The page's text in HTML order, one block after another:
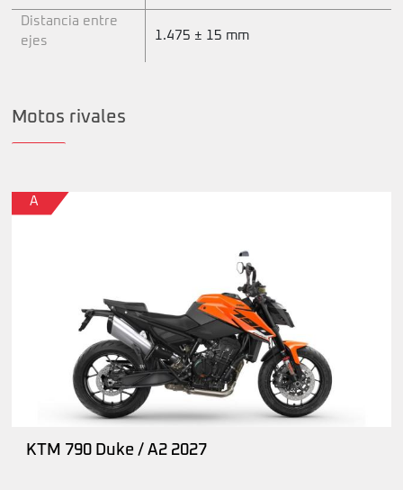
Distancia entre
ejes
1.475 ± 15 mm
Motos rivales
A
KTM 790 Duke / A2 2027